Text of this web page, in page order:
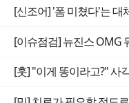
[신조어] '폼 미쳤다'는 대